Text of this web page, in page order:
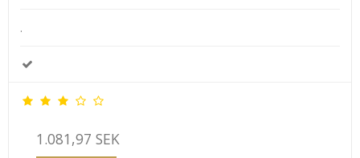
.
1.081,97 SEK